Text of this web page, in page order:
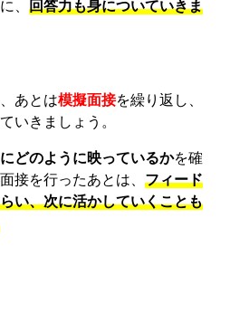
、 回答力も身についていきま
あとは模擬面接を繰り返し、
ていきましょう。
どのように映っているかを確
接を行ったあとは、 フィード
い、次に活かしていくことも